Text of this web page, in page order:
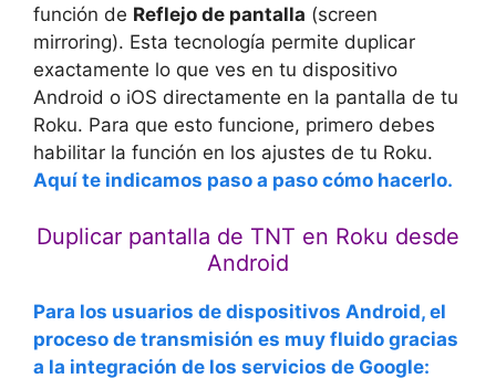
función de Reflejo de pantalla (screen
mirroring). Esta tecnología permite duplicar
exactamente lo que ves en tu dispositivo
Android o iOS directamente en la pantalla de tu
Roku. Para que esto funcione, primero debes
habilitar la función en los ajustes de tu Roku.
Aquí te indicamos paso a paso cómo hacerlo.
Duplicar pantalla de TNT en Roku desde
Android
Para los usuarios de dispositivos Android, el
proceso de transmisión es muy fluido gracias
a la integración de los servicios de Google: